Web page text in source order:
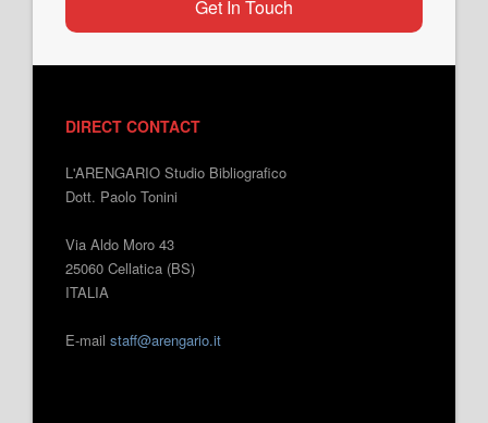
Get In Touch
DIRECT CONTACT
L'ARENGARIO Studio Bibliografico
Dott. Paolo Tonini
Via Aldo Moro 43
25060 Cellatica (BS)
ITALIA
E-mail staff@arengario.it